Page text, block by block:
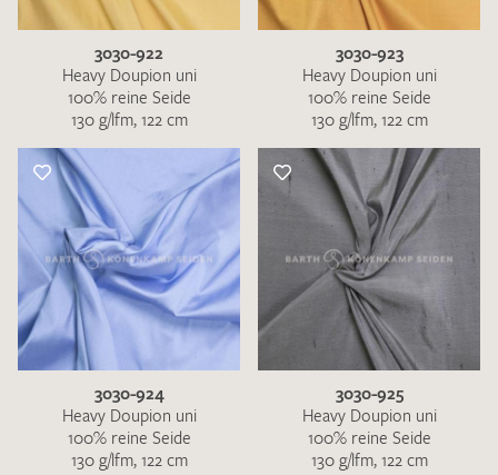
3030-922
Heavy Doupion uni
100% reine Seide
130 g/lfm, 122 cm
3030-923
Heavy Doupion uni
100% reine Seide
130 g/lfm, 122 cm
3030-924
Heavy Doupion uni
100% reine Seide
130 g/lfm, 122 cm
3030-925
Heavy Doupion uni
100% reine Seide
130 g/lfm, 122 cm